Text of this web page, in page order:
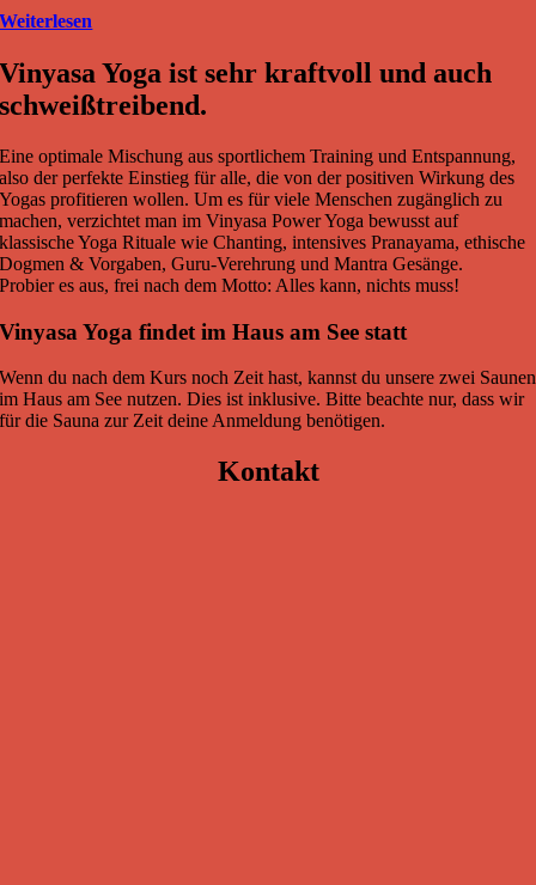
Weiterlesen
Vinyasa Yoga ist sehr kraftvoll und auch
schweißtreibend.
Eine optimale Mischung aus sportlichem Training und Entspannung,
also der perfekte Einstieg für alle, die von der positiven Wirkung des
Yogas profitieren wollen. Um es für viele Menschen zugänglich zu
machen, verzichtet man im Vinyasa Power Yoga bewusst auf
klassische Yoga Rituale wie Chanting, intensives Pranayama, ethische
Dogmen & Vorgaben, Guru-Verehrung und Mantra Gesänge.
Probier es aus, frei nach dem Motto: Alles kann, nichts muss!
Vinyasa Yoga findet im Haus am See statt
Wenn du nach dem Kurs noch Zeit hast, kannst du unsere zwei Saunen
im Haus am See nutzen. Dies ist inklusive. Bitte beachte nur, dass wir
für die Sauna zur Zeit deine Anmeldung benötigen.
Kontakt